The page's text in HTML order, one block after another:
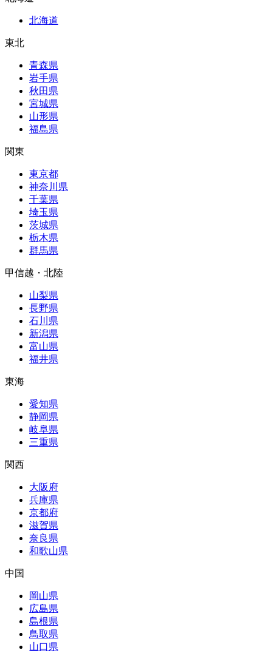
北海道
東北
青森県
岩手県
秋田県
宮城県
山形県
福島県
関東
東京都
神奈川県
千葉県
埼玉県
茨城県
栃木県
群馬県
甲信越・北陸
山梨県
長野県
石川県
新潟県
富山県
福井県
東海
愛知県
静岡県
岐阜県
三重県
関西
大阪府
兵庫県
京都府
滋賀県
奈良県
和歌山県
中国
岡山県
広島県
島根県
鳥取県
山口県